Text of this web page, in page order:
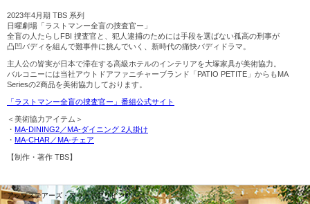
2023年4月期 TBS 系列
日曜劇場「ラストマンー全盲の捜査官ー」
全盲の人たらしFBI 捜査官と、犯人逮捕のためには手段を選ばない孤高の刑事が
凸凹バディを組んで難事件に挑んでいく、新時代の痛快バディドラ マ。
主人公の皆実が日本で滞在する高級ホテルのインテリアを大塚家具が美術協力。
バルコニーには当社アウトドアファニチャーブランド「PATIO PETITE」からもMA
Seriesの2商品を美術協力しております。
「ラストマンー全盲の捜査官ー」番組公式サイト
＜美術協⼒アイテム＞
・ MA-DINING2／MA-ダイニング 2人掛け
・ MA-CHAR／MA-チェア
【制作・著作 TBS】
アップステアーズ・アウトドアリビング